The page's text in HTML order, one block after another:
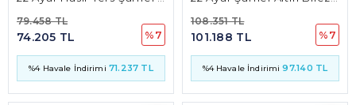
74.205 TL
79.458 TL
%7
%4 Havale İndirimi 71.237 TL
101.188 TL
108.351 TL
%7
%4 Havale İndirimi97.140 TL